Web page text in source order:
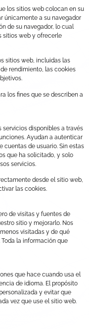
los sitios web colocan en su
únicamente a su navegador
de su navegador, lo cual
sitios web y ofrecerle
sitios web, incluidas las
rendimiento, las cookies
los fines que se describen a
servicios disponibles a través
Ayudan a autenticar
cuentas de usuario. Sin estas
que ha solicitado, y solo
servicios.
desde el sitio web,
las cookies.
de visitas y fuentes de
sitio y mejorarlo. Nos
visitadas y de qué
la información que
que hace cuando usa el
de idioma. El propósito
y evitar que
vez que use el sitio web.